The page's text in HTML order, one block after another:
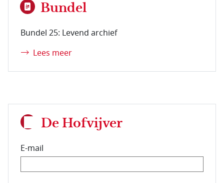
Bundel
Bundel 25: Levend archief
Lees meer
De Hofvijver
E-mail